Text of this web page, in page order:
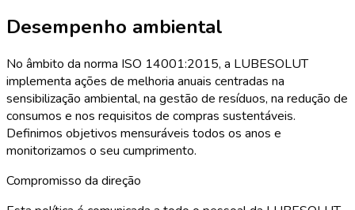
Desempenho ambiental
No âmbito da norma ISO 14001:2015, a LUBESOLUT
implementa ações de melhoria anuais centradas na
sensibilização ambiental, na gestão de resíduos, na redução de
consumos e nos requisitos de compras sustentáveis.
Definimos objetivos mensuráveis todos os anos e
monitorizamos o seu cumprimento.
Compromisso da direção